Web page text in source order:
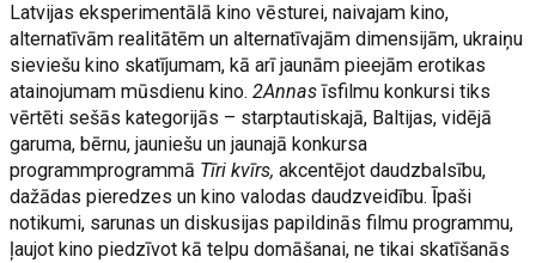
Latvijas eksperimentālā kino vēsturei, naivajam kino,
alternatīvām realitātēm un alternatīvajām dimensijām, ukraiņu
sieviešu kino skatījumam, kā arī jaunām pieejām erotikas
atainojumam mūsdienu kino.2Annasīsfilmu konkursi tiks
vērtēti sešās kategorijās – starptautiskajā, Baltijas, vidējā
garuma, bērnu, jauniešu un jaunajā konkursa
programmprogrammā Tīri kvīrs, akcentējot daudzbalsību,
dažādas pieredzes un kino valodas daudzveidību. Īpaši
notikumi, sarunas un diskusijas papildinās filmu programmu,
ļaujot kino piedzīvot kā telpu domāšanai, ne tikai skatīšanās